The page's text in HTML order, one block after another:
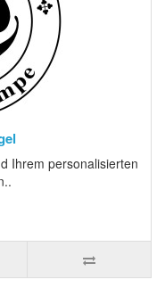
Ihrem personalisierten